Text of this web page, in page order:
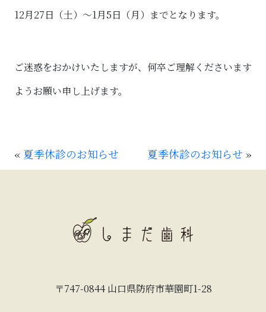
12月27日（土）～1月5日（月）までとなります。
ご迷惑をおかけいたしますが、何卒ご理解くださいます
ようお願い申し上げます。
« 夏季休診のお知らせ 夏季休診のお知らせ »
〒747-0844 山口県防府市華園町1-28